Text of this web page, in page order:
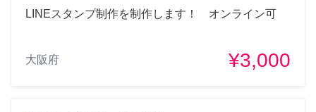
LINEスタンプ制作を制作します！ オンライン可
大阪府 ¥3,000